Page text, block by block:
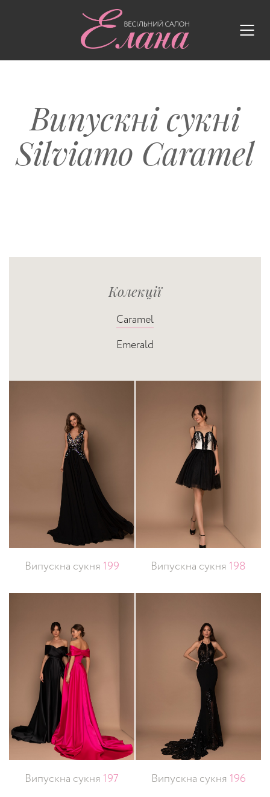
Випускні сукні
Silviamo Caramel
Колекції
Caramel
Emerald
Випускна сукня 199 Випускна сукня 198
Випускна сукня 197 Випускна сукня 196